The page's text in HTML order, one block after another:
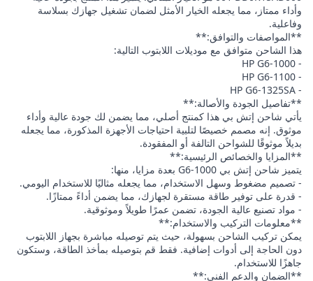
وأداء ممتاز، مما يجعله الخيار الأمثل لضمان تشغيل جهازك بسلاسة
وفاعلية.
**المواصفات والتوافق:**
هذا الشاحن متوافق مع موديلات اللابتوب التالية:
- HP G6-1000
- HP G6-1100
- HP G6-1325SA
**تفاصيل الجودة والأصالة:**
يأتي شاحن إتش بي هذا كمنتج أصلي، مما يضمن لك جودة عالية وأداء
موثوق. إنه مصمم خصيصًا لتلبية احتياجات الأجهزة المذكورة، مما يجعله
بديلاً موثوقًا للشواحن التالفة أو المفقودة.
**المزايا والخصائص الرئيسية:**
يتميز شاحن إتش بي G6-1000 بعدة مزايا، منها:
- تصميم مضغوط وسهل الاستخدام، مما يجعله مثاليًا للاستخدام اليومي.
- قدرة على توفير طاقة مستقرة لجهازك، مما يضمن أداءً ممتازًا.
- مواد تصنيع عالية الجودة، تضمن عمرًا طويلاً وموثوقية.
**معلومات التركيب والاستخدام:**
يمكن تركيب الشاحن بسهولة، حيث يتم توصيله مباشرة بجهاز اللابتوب
دون الحاجة إلى أدوات إضافية. فقط قم بتوصيله بمأخذ الطاقة، وستكون
جاهزًا للاستخدام.
**الضمان والدعم الفني:**